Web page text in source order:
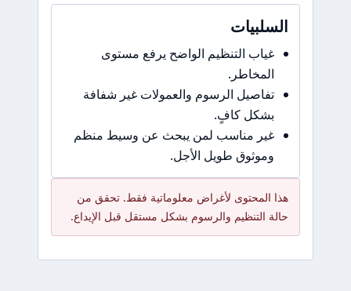
السلبيات
غياب التنظيم الواضح يرفع مستوى
المخاطر.
تفاصيل الرسوم والعمولات غير شفافة
بشكل كافٍ.
غير مناسب لمن يبحث عن وسيط منظم
وموثوق طويل الأجل.
هذا المحتوى لأغراض معلوماتية فقط. تحقق من
حالة التنظيم والرسوم بشكل مستقل قبل الإيداع.